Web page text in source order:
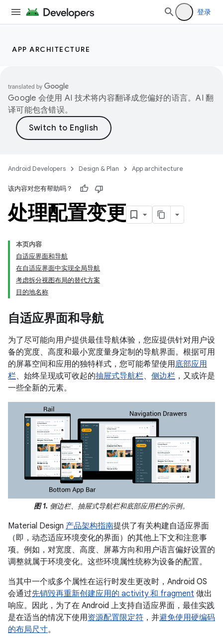
登录
APP ARCHITECTURE
Google 会使用 AI 技术将内容翻译成您偏好的语言。AI 翻
译可能包含错误。
Android Developers Design & Plan App architecture
该内容对您有帮助吗？
处理配置变更
本页内容
自适应界面和导航
在自适应界面中实现全局导航
考虑拆分视图布局的替代方案
目的地名称
自适应界面和导航
为了尽可能向用户提供最佳导航体验，您应提供针对用户设
备的宽度、高度和最小宽度量身定制的导航界面。根据可用
的屏幕空间和应用的独特样式，您可能希望使用底部应用
栏、始终呈现或可收起的抽屉式导航栏、 侧边栏 ，又或许是
一些全新的元素。
图 1. 侧边栏、抽屉式导航栏和底部应用栏的示例。
Material Design 产品架构指南提供了有关构建自适应界面
（即，动态适应环境变化的界面）的其他上下文和注意事
项。例如，对宽度、高度、屏幕方向和用户语言偏好设置的
调整就属于环境变化。这些环境属性统称为设备的配置。
当其中一个或多个属性在运行时发生更改时，Android OS
会通过先销毁再重新创建应用的 activity 和 fragment 做出
响应。因此，为了在 Android 上支持自适应界面，最佳实践
是在适当的情况下使用资源配置限定符 ，并避免使用硬编码
的布局尺寸。